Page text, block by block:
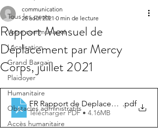
Tous les posts
Votre communauté
Localisation
Grand Bargain
Plaidoyer
Humanitaire
Obstacles administratifs
Accès humanitaire
Rapport Mensuel de
Déplacement par Mercy
Corps, juillet 2021
communication
26 août 2021 0 min de lecture
FR Rapport de Deplacement_Juillet
.pdf
Télécharger PDF • 4.16MB